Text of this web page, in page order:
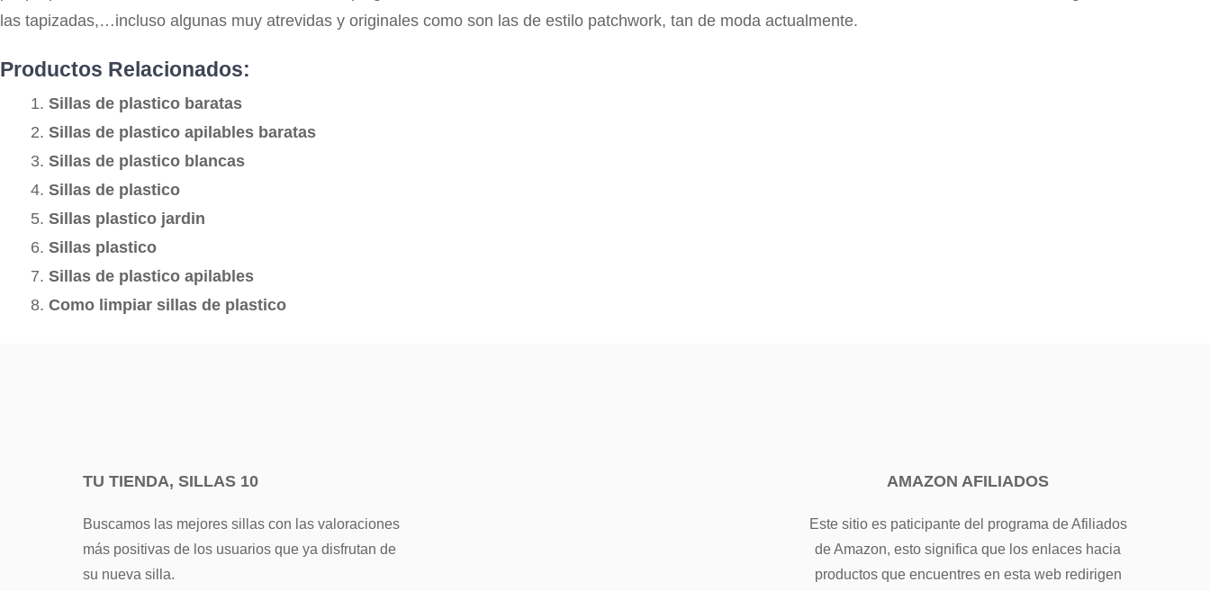
las tapizadas,…incluso algunas muy atrevidas y originales como son las de estilo patchwork, tan de moda actualmente.
Productos Relacionados:
Sillas de plastico baratas
Sillas de plastico apilables baratas
Sillas de plastico blancas
Sillas de plastico
Sillas plastico jardin
Sillas plastico
Sillas de plastico apilables
Como limpiar sillas de plastico
TU TIENDA, SILLAS 10
Buscamos las mejores sillas con las valoraciones
más positivas de los usuarios que ya disfrutan de
su nueva silla.
AMAZON AFILIADOS
Este sitio es paticipante del programa de Afiliados
de Amazon, esto significa que los enlaces hacia
productos que encuentres en esta web redirigen